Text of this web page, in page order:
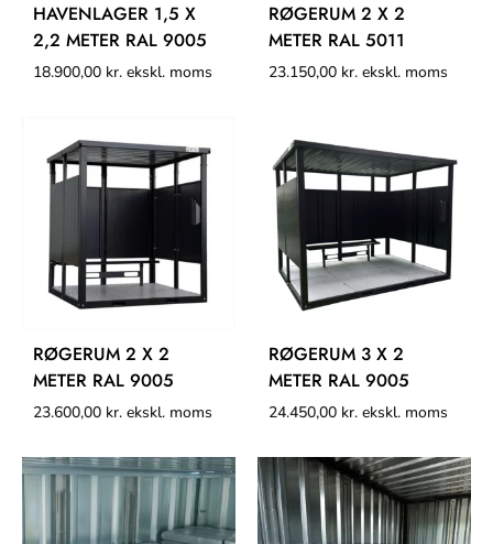
HAVENLAGER 1,5 X
2,2 METER RAL 9005
18.900,00 kr. ekskl. moms
RØGERUM 2 X 2
METER RAL 5011
23.150,00 kr. ekskl. moms
RØGERUM 2 X 2
METER RAL 9005
23.600,00 kr. ekskl. moms
RØGERUM 3 X 2
METER RAL 9005
24.450,00 kr. ekskl. moms